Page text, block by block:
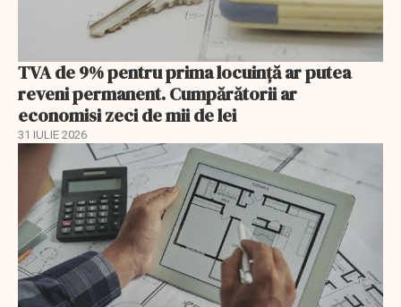
TVA de 9% pentru prima locuință ar putea
reveni permanent. Cumpărătorii ar
economisi zeci de mii de lei
31 IULIE 2026